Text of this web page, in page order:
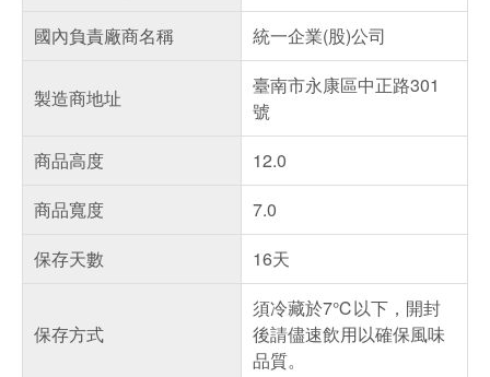
國內負責廠商名稱
統一企業(股)公司
製造商地址
臺南市永康區中正路301
號
商品高度
12.0
商品寬度
7.0
保存天數
16天
保存方式
須冷藏於7℃以下，開封
後請儘速飲用以確保風味
品質。